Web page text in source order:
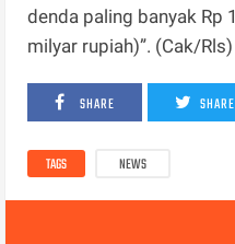
denda paling banyak
milyar rupiah)”. (Cak/Rls)
SHARE SHARE
TAGS NEWS